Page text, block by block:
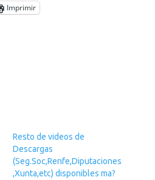
Imprimir
Resto de videos de
Descargas
(Seg.Soc,Renfe,Diputaciones
,Xunta,etc) disponibles ma?